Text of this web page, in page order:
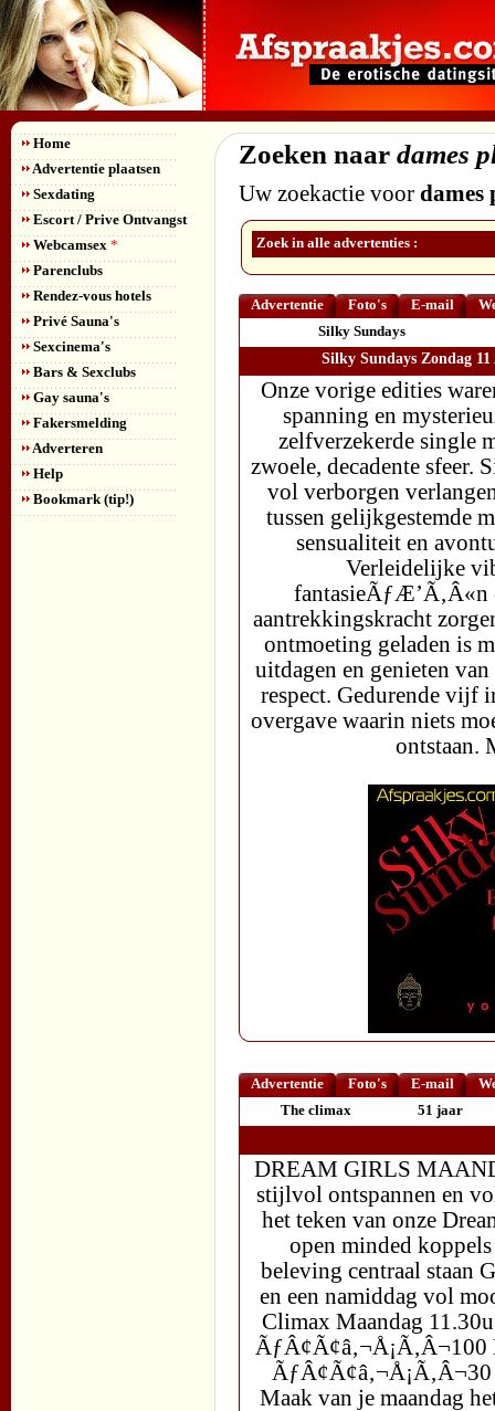
Home
Advertentie plaatsen
Sexdating
Escort / Prive Ontvangst
Webcamsex *
Parenclubs
Rendez-vous hotels
Privé Sauna's
Sexcinema's
Bars & Sexclubs
Gay sauna's
Fakersmelding
Adverteren
Help
Bookmark (tip!)
Zoeken naar dames
Uw zoekactie voor dames
Zoek in alle advertenties :
Advertentie Foto's E-mail
Silky Sundays
Silky Sundays Zondag
Onze vorige edities
spanning en
zelfverzekerde single
zwoele, decadente sfeer.
vol verborgen
tussen gelijkgestemde
sensualiteit en
Verleidelijke
fantasieÃƒÆ’Ã‚Â«n
aantrekkingskracht
ontmoeting geladen is
uitdagen en genieten
respect. Gedurende vijf
overgave waarin niets
ontstaan.
Advertentie Foto's E-mail
The climax
51 jaar
DREAM GIRLS
stijlvol ontspannen en
het teken van onze
open minded
beleving centraal staan
en een namiddag vol
Climax Maandag
Maak van je maandag